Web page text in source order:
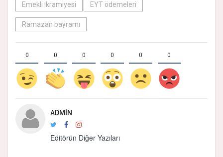
Emekli ikramiyesi
EYT ödemeleri
Ramazan bayramı
0 0 0 0 0 0
ADMIN
Editörün Diğer Yazıları